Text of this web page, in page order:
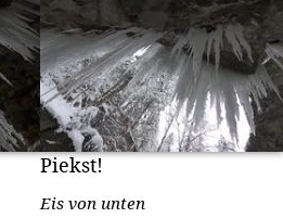
Piekst!
Eis von unten